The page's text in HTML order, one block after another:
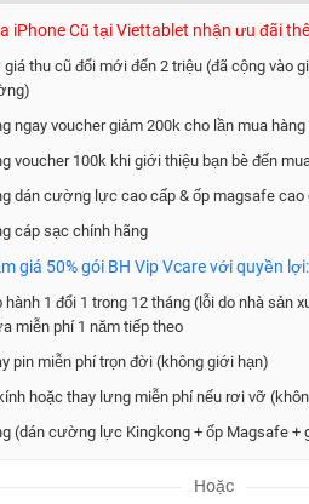
iPhone Cũ tại Viettablet nhận ưu đãi
thu cũ đổi mới đến 2 triệu (đã cộng vào
ngay voucher giảm 200k cho lần mua
voucher 100k khi giới thiệu bạn bè đến
dán cường lực cao cấp & ốp magsafe cao
cáp sạc chính hãng
giá 50% gói BH Vip Vcare với quyền lợi:
hành 1 đổi 1 trong 12 tháng (lỗi do nhà sản
miễn phí 1 năm tiếp theo
pin miễn phí trọn đời (không giới hạn)
hoặc thay lưng miễn phí nếu rơi vỡ
(dán cường lực Kingkong + ốp Magsafe +
Hoặc